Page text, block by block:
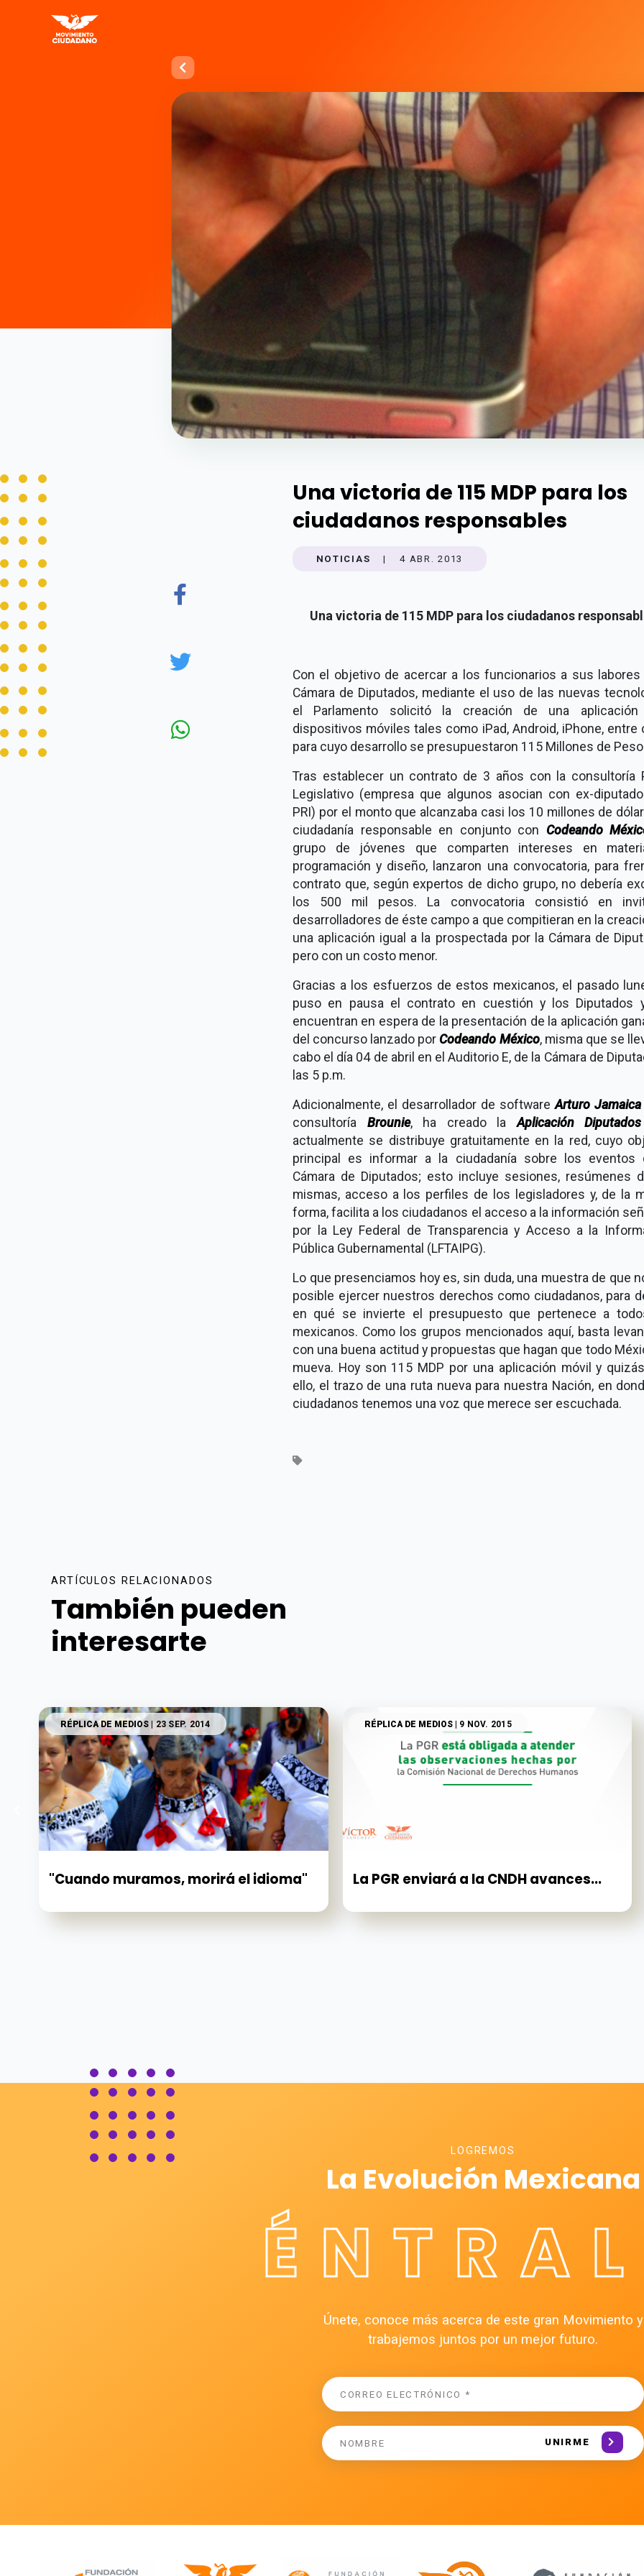
Una victoria de 115 MDP para los
ciudadanos responsables
NOTICIAS | 4 ABR. 2013
Una victoria de 115 MDP para los ciudadanos
Con el objetivo de acercar a los funcionarios a sus labores
Cámara de Diputados, mediante el uso de las nuevas
el Parlamento solicitó la creación de una aplicación
dispositivos móviles tales como iPad, Android, iPhone, entre
para cuyo desarrollo se presupuestaron 115 Millones de
Tras establecer un contrato de 3 años con la consultoría
Legislativo (empresa que algunos asocian con ex-
PRI) por el monto que alcanzaba casi los 10 millones de
ciudadanía responsable en conjunto con Codeando
grupo de jóvenes que comparten intereses en
programación y diseño, lanzaron una convocatoria, para
contrato que, según expertos de dicho grupo, no debería
los 500 mil pesos. La convocatoria consistió en
desarrolladores de éste campo a que compitieran en la
una aplicación igual a la prospectada por la Cámara de
pero con un costo menor.
Gracias a los esfuerzos de estos mexicanos, el pasado
puso en pausa el contrato en cuestión y los Diputados
encuentran en espera de la presentación de la aplicación
del concurso lanzado por Codeando México, misma que se
cabo el día 04 de abril en el Auditorio E, de la Cámara de
las 5 p.m.
Adicionalmente, el desarrollador de softwareArturo Jamaica
consultoría Brounie, ha creado laAplicación Diputados
actualmente se distribuye gratuitamente en la red, cuyo
principal es informar a la ciudadanía sobre los eventos
Cámara de Diputados; esto incluye sesiones, resúmenes
mismas, acceso a los perfiles de los legisladores y, de la
forma, facilita a los ciudadanos el acceso a la información
por la Ley Federal de Transparencia y Acceso a la
Pública Gubernamental (LFTAIPG).
Lo que presenciamos hoy es, sin duda, una muestra de que
posible ejercer nuestros derechos como ciudadanos, para
en qué se invierte el presupuesto que pertenece a
mexicanos. Como los grupos mencionados aquí, basta
con una buena actitud y propuestas que hagan que todo
mueva. Hoy son 115 MDP por una aplicación móvil y
ello, el trazo de una ruta nueva para nuestra Nación, en
ciudadanos tenemos una voz que merece ser escuchada.
ARTÍCULOS RELACIONADOS
También pueden
interesarte
RÉPLICA DE MEDIOS | 23 SEP. 2014
"Cuando muramos, morirá el idioma"
RÉPLICA DE MEDIOS| 9 NOV. 2015
La PGR enviará a la CNDH avances...
LOGREMOS
La Evolución Mexicana
Únete, conoce más acerca de este gran Movimiento y
trabajemos juntos por un mejor futuro.
UNIRME